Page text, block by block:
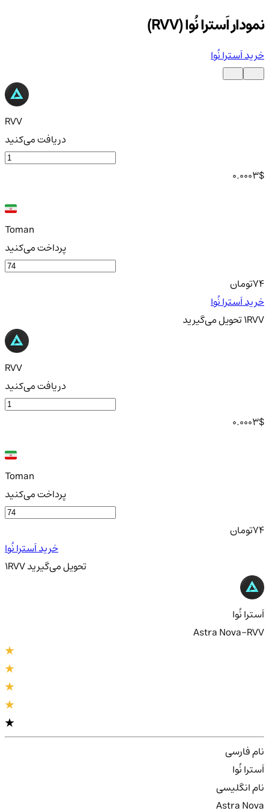
نمودار اَسترا نُوا (RVV)
خرید اَسترا نُوا
RVV
دریافت می‌کنید
0.0003$
Toman
پرداخت می‌کنید
74تومان
خرید اَسترا نُوا
1RVVتحویلمی‌گیرید
RVV
دریافت می‌کنید
0.0003$
Toman
پرداخت می‌کنید
74تومان
خرید اَسترا نُوا
1RVV تحویلمی‌گیرید
اَسترا نُوا
Astra Nova-RVV
نام فارسی
اَسترا نُوا
نام انگلیسی
Astra Nova